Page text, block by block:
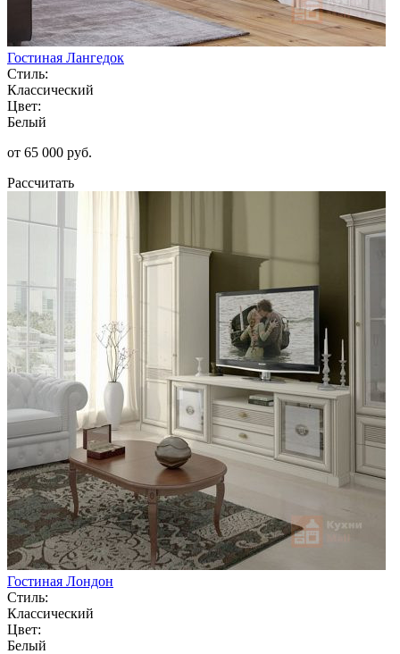
Гостиная Лангедок
Стиль:
Классический
Цвет:
Белый
от 65 000 руб.
Рассчитать
Гостиная Лондон
Стиль:
Классический
Цвет:
Белый